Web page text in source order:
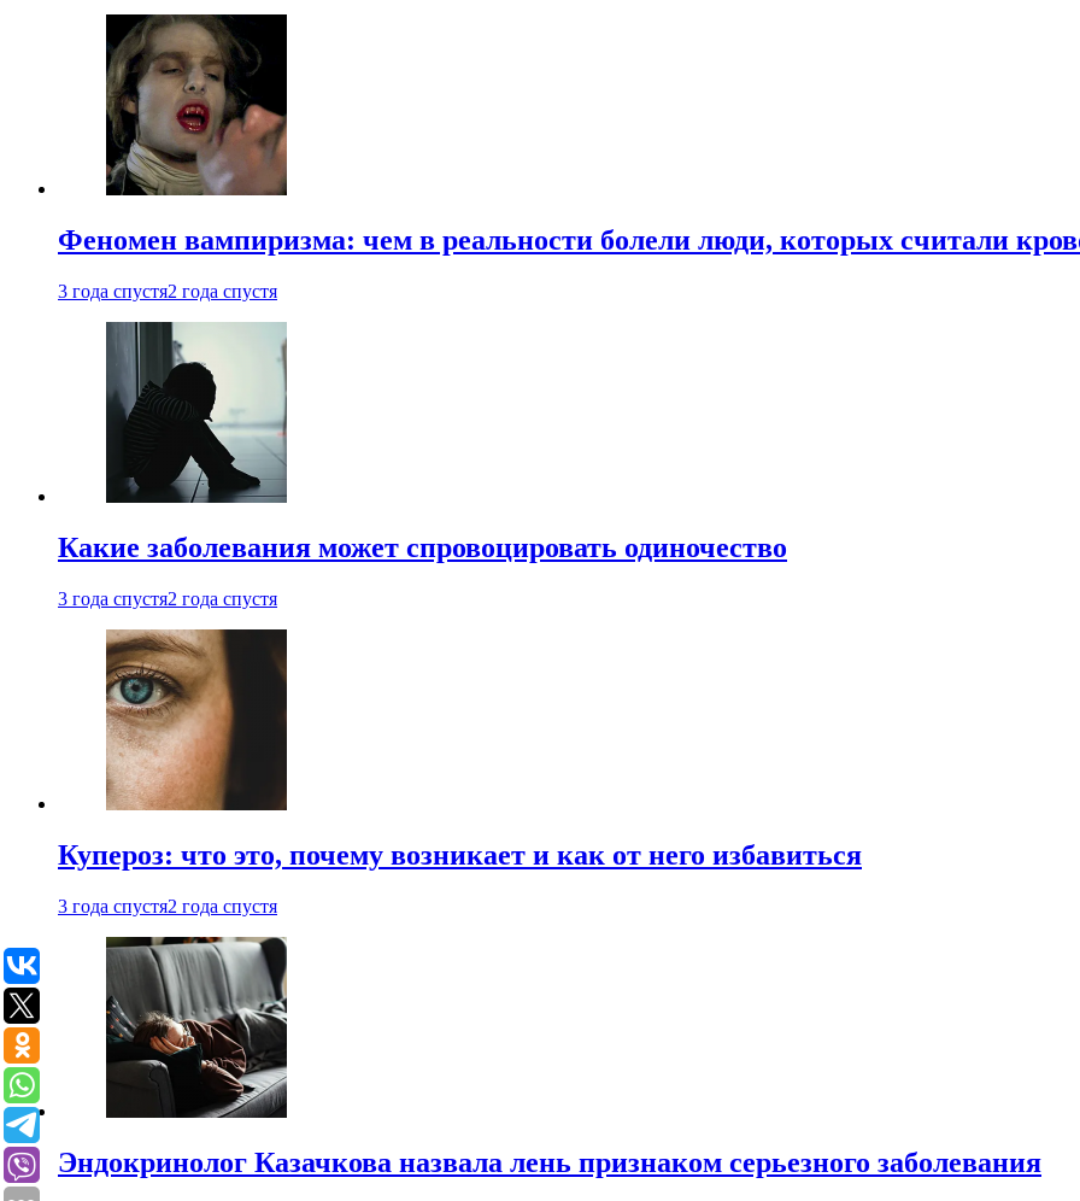
Феномен вампиризма: чем в реальности болели люди, которых считали
3 года спустя2 года спустя
Какие заболевания может спровоцировать одиночество
3 года спустя2 года спустя
Купероз: что это, почему возникает и как от него избавиться
3 года спустя2 года спустя
Эндокринолог Казачкова назвала лень признаком серьезного заболевания